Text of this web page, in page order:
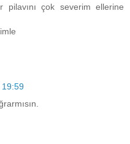
pilavını çok severim ellerine
19:59